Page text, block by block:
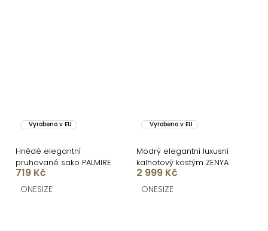
Vyrobeno v EU
Hnědé elegantní
pruhované sako PALMIRE
719 Kč
ONESIZE
Vyrobeno v EU
Modrý elegantní luxusní
kalhotový kostým ZENYA
2 999 Kč
ONESIZE